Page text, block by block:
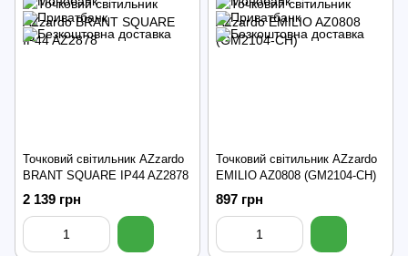
Точковий світильник AZzardo
BRANT SQUARE IP44 AZ2878
2 139 грн
Точковий світильник AZzardo
EMILIO AZ0808 (GM2104-CH)
897 грн